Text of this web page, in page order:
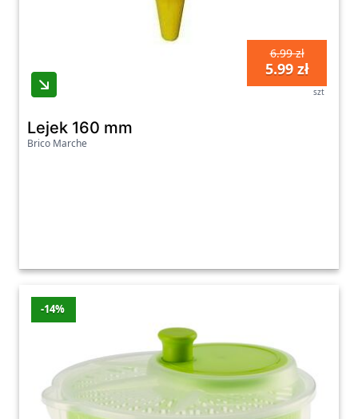
6.99 zł
5.99 zł
szt
Lejek 160 mm
Brico Marche
-14%